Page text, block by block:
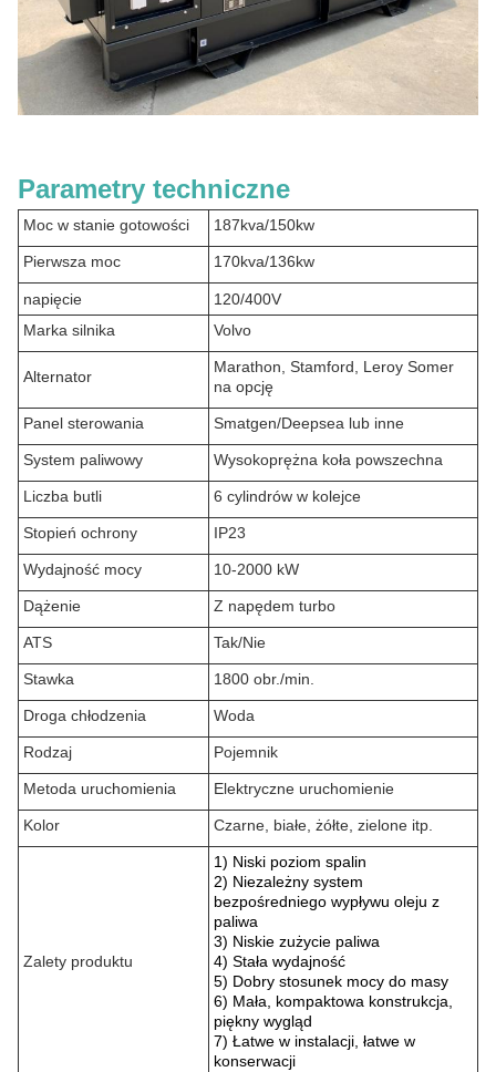
Parametry techniczne
Moc w stanie gotowości 187kva/150kw
Pierwsza moc 170kva/136kw
napięcie
120/400V
Marka silnika
Volvo
Alternator
Marathon, Stamford, Leroy Somer
na opcję
Panel sterowania Smatgen/Deepsea lub inne
System paliwowy Wysokoprężna koła powszechna
Liczba butli 6 cylindrów w kolejce
Stopień ochrony IP23
Wydajność mocy 10-2000 kW
Dążenie Z napędem turbo
ATS Tak/Nie
Stawka 1800 obr./min.
Droga chłodzenia Woda
Rodzaj Pojemnik
Metoda uruchomienia Elektryczne uruchomienie
Kolor Czarne, białe, żółte, zielone itp.
Zalety produktu
1) Niski poziom spalin
2) Niezależny system
bezpośredniego wypływu oleju z
paliwa
3) Niskie zużycie paliwa
4) Stała wydajność
5) Dobry stosunek mocy do masy
6) Mała, kompaktowa konstrukcja,
piękny wygląd
7) Łatwe w instalacji, łatwe w
konserwacji